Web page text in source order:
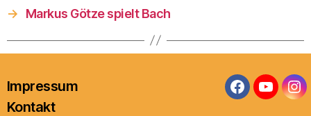
→
Markus Götze spielt Bach
Impressum
Kontakt
Facebook